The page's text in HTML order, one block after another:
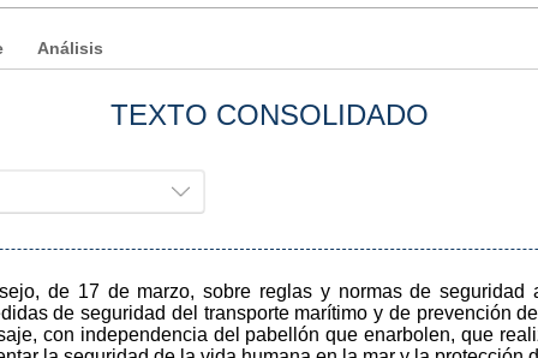
Análisis
TEXTO CONSOLIDADO
de 17 de marzo, sobre reglas y normas de
de seguridad del transporte marítimo y de prevención
con independencia del pabellón que enarbolen, que